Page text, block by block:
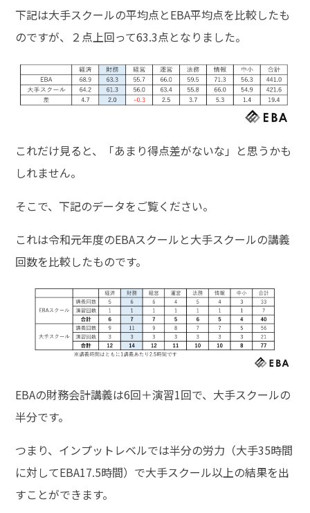
下記は大手スクールの平均点とEBA平均点を比較したも
のですが、２点上回って63.3点となりました。
これだけ見ると、「あまり得点差がないな」と思うかも
しれません。
そこで、下記のデータをご覧ください。
これは令和元年度のEBAスクールと大手スクールの講義
回数を比較したものです。
EBAの財務会計講義は6回＋演習1回で、大手スクールの
半分です。
つまり、インプットレベルでは半分の労力（大手35時間
に対してEBA17.5時間）で大手スクール以上の結果を出
すことができます。